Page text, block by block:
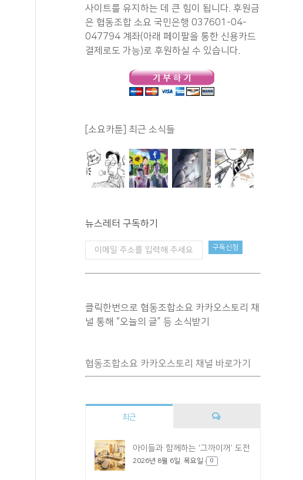
사이트를 유지하는 데 큰 힘이 됩니다. 후원금
은 협동조합 소요 국민은행 037601-04-
047794 계좌(아래 페이팔을 통한 신용카드
결제로도 가능)로 후원하실 수 있습니다.
[소요카툰] 최근 소식들
뉴스레터 구독하기
클릭한번으로 협동조합소요 카카오스토리 채
널 통해 “오늘의 글” 등 소식받기
협동조합소요 카카오스토리 채널 바로가기
최근
아이들과 함께하는 ‘그까이꺼’ 도전
2026년 8월 6일. 목요일 0